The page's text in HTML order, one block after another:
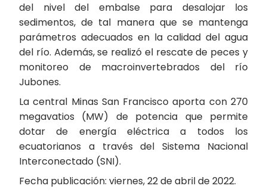
del nivel del embalse para desalojar los
sedimentos, de tal manera que se mantenga
parámetros adecuados en la calidad del agua
del río. Además, se realizó el rescate de peces y
monitoreo de macroinvertebrados del río
Jubones.
La central Minas San Francisco aporta con 270
megavatios (MW) de potencia que permite
dotar de energía eléctrica a todos los
ecuatorianos a través del Sistema Nacional
Interconectado (SNI).
Fecha publicación: viernes, 22 de abril de 2022.